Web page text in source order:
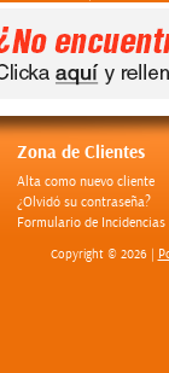
Zona de Clientes
Alta como nuevo cliente
¿Olvidó su contraseña?
Formulario de Incidencias
Copyright © 2026 |